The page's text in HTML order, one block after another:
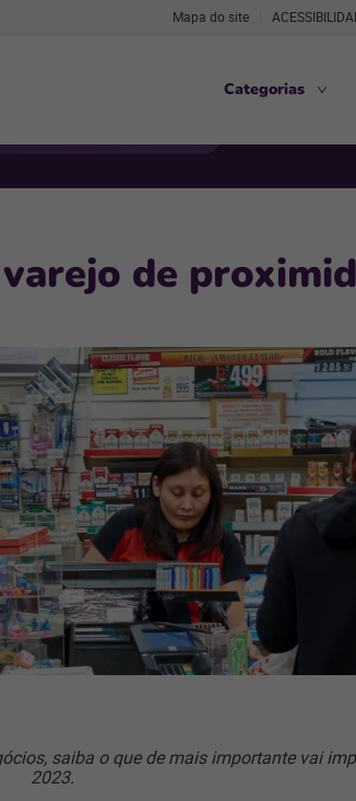
Mapa do site
Categorias
de
saiba o que de mais importante vai
2023.